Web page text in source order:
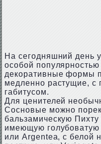
На сегодняшний день
особой
декоративные формы
медленно растущие,
габитусом.
Для ценителей
Сосновые можно
бальзамическую
имеющую голубоватую
или Argentea, с белой